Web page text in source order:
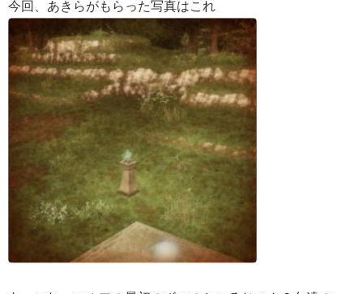
今回、あきらがもらった写真はこれ